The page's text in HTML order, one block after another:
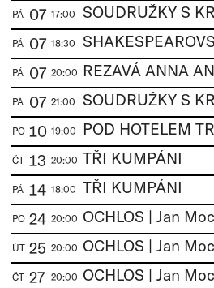
PÁ 07 17:00
PÁ 07 18:30
PÁ 07 20:00
PÁ 07 21:00
PO 10 19:00 POD HOTELEM
ČT 13 20:00 TŘI KUMPÁNI
PÁ 14 18:00 TŘI KUMPÁNI
PO 24 20:00 OCHLOS | Jan
ÚT 25 20:00 OCHLOS | Jan
ČT 27 20:00 OCHLOS | Jan